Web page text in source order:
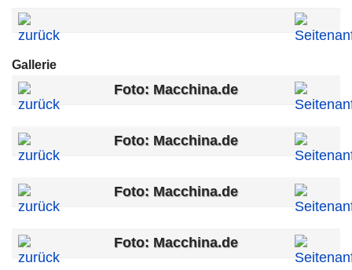
Gallerie
Foto: Macchina.de
Foto: Macchina.de
Foto: Macchina.de
Foto: Macchina.de